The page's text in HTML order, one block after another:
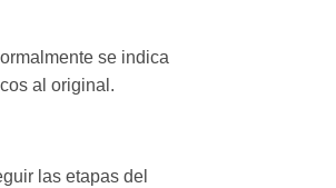
se indica
al original.
las etapas del